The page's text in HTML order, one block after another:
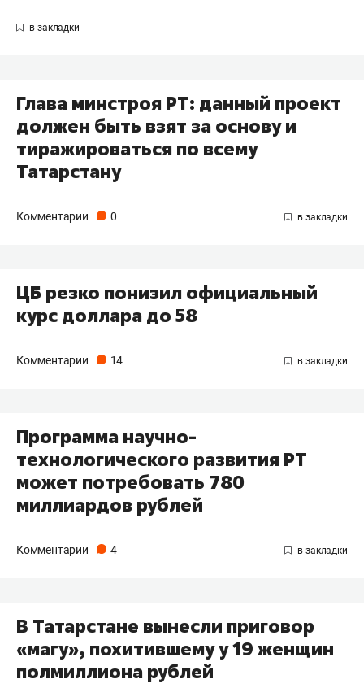
Глава минстроя РТ: данный проект
должен быть взят за основу и
тиражироваться по всему
Татарстану
Комментарии 0
ЦБ резко понизил официальный
курс доллара до 58
Комментарии 14
Программа научно-
технологического развития РТ
может потребовать 780
миллиардов рублей
Комментарии 4
В Татарстане вынесли приговор
«магу», похитившему у 19 женщин
полмиллиона рублей